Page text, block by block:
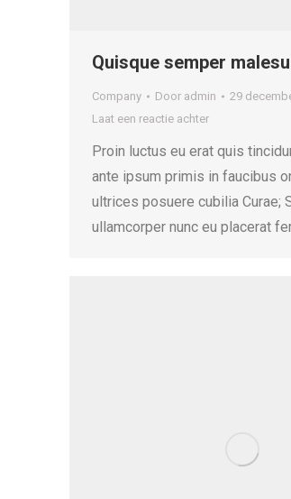
Quisque semper
Company Door admin
29
Laat een reactie achter
Proin luctus eu erat quis
ante ipsum primis in faucibus
ultrices posuere cubilia Curae;
ullamcorper nunc eu placerat